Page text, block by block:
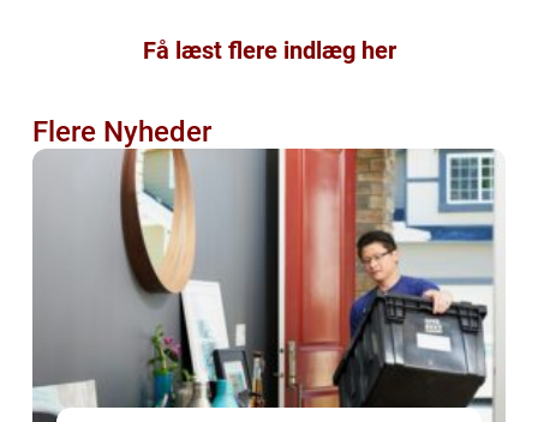
Få læst flere indlæg her
Flere Nyheder